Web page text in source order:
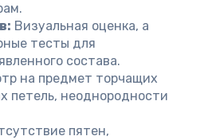
Визуальная оценка, а
тесты для
состава.
на предмет торчащих
петель, неоднородности
пятен,